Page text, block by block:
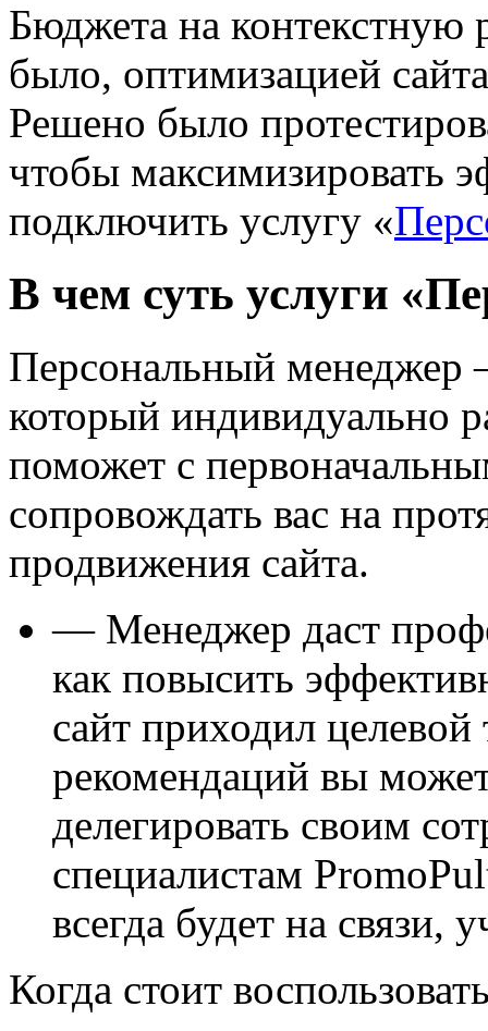
Бюджета на контекстную
было, оптимизацией
Решено было
чтобы максимизировать
подключить услугу «
В чем суть услуги
Персональный менеджер
который индивидуально
поможет с
сопровождать вас на
продвижения сайта.
— Менеджер даст
как повысить
сайт приходил
рекомендаций вы
делегировать своим
специалистам
всегда будет на связи,
Когда стоит